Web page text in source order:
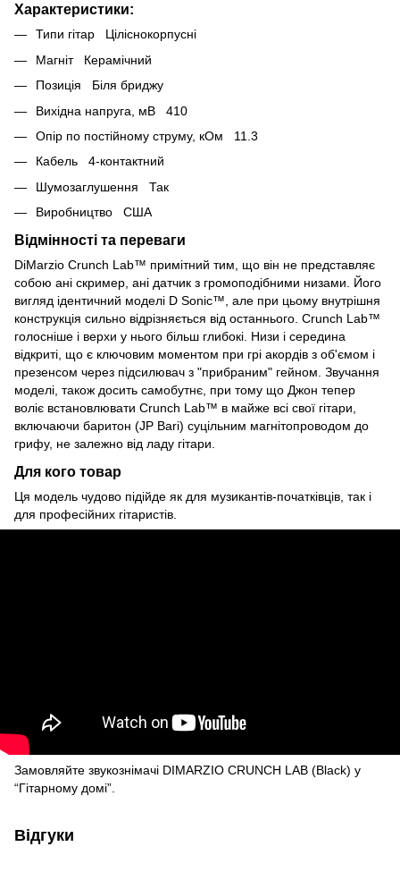
Характеристики:
Типи гітар Ціліснокорпусні
Магніт Керамічний
Позиція Біля бриджу
Вихідна напруга, мВ 410
Опір по постійному струму, кОм 11.3
Кабель 4-контактний
Шумозаглушення Так
Виробництво США
Відмінності та переваги
DiMarzio Crunch Lab™ примітний тим, що він не представляє
собою ані скример, ані датчик з громоподібними низами. Його
вигляд ідентичний моделі D Sonic™, але при цьому внутрішня
конструкція сильно відрізняється від останнього. Crunch Lab™
голосніше і верхи у нього більш глибокі. Низи і середина
відкриті, що є ключовим моментом при грі акордів з об'ємом і
презенсом через підсилювач з "прибраним" гейном. Звучання
моделі, також досить самобутнє, при тому що Джон тепер
воліє встановлювати Crunch Lab™ в майже всі свої гітари,
включаючи баритон (JP Bari) суцільним магнітопроводом до
грифу, не залежно від ладу гітари.
Для кого товар
Ця модель чудово підійде як для музикантів-початківців, так і
для професійних гітаристів.
Замовляйте звукознімачі DIMARZIO CRUNCH LAB (Black) у
“Гітарному домі”.
Відгуки